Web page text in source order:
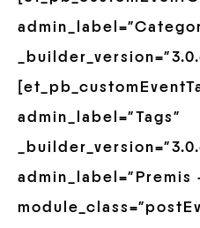
admin_label=”Tags”
admin_label=”Premis